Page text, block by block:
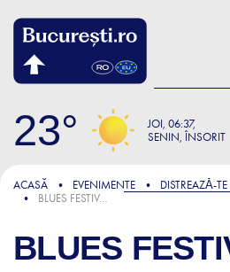
23 JOI 06:37
SENIN, ÎNSORIT
ACASĂ EVENIMENTE DISTREAZǍ-TE
BLUES FESTIVAL 2026
BLUES